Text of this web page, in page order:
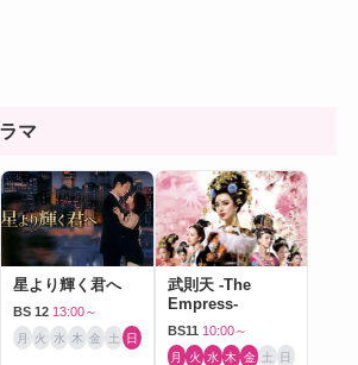
マ
星より輝く君へ
BS 12 13:00～
月 火 水 木 金 土 日
武則天 -The
Empress-
BS11 10:00～
月 火 水 木 金 土 日